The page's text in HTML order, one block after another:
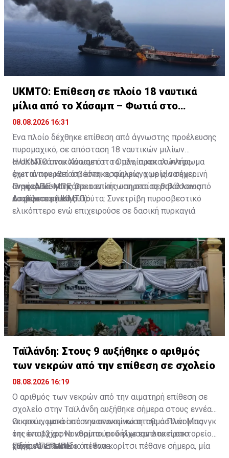
UKMTO: Επίθεση σε πλοίο 18 ναυτικά
μίλια από το Χάσαμπ – Φωτιά στο
σκάφος
08.08.2026 16:31
Ένα πλοίο δέχθηκε επίθεση από άγνωστης προέλευσης
πυρομαχικό, σε απόσταση 18 ναυτικών μιλίων
ανατολικά του Χάσαμπ στο Ομάν, προκαλώντας
φωτιά που κατασβέστηκε, σύμφωνα με μία σημερινή
ανακοίνωση της βρετανικής υπηρεσίας θαλάσσιας
ασφάλειας (UKMTO).
Η UKMTO ανακοίνωσε ότι το πλοίο και το πλήρωμα
έχει αναφερθεί ότι είναι ασφαλείς, χωρίς να έχει
αναφερθεί και κάποια επίπτωση στο περιβάλλον από
το περιστατικό αυτό.
Πηγή: ΑΠΕ-ΜΠΕ
Διαβάστε επίσης:Γιούτα: Συνετρίβη πυροσβεστικό
ελικόπτερο ενώ επιχειρούσε σε δασική πυρκαγιά
Ταϊλάνδη: Στους 9 αυξήθηκε ο αριθμός
των νεκρών από την επίθεση σε σχολείο
08.08.2026 16:19
Ο αριθμός των νεκρών από την αιματηρή επίθεση σε
σχολείο στην Ταϊλάνδη αυξήθηκε σήμερα στους εννέα
νεκρούς, μετά από την ανακοίνωση της αστυνομίας
ότι ένα 12χρονο κορίτσι που είχε εμπλακεί στο
χθεσινό επεισόδιο πέθανε.
Οι αστυνομικοί στον αστυνομικό σταθμό Πλάι Μπανγκ
της επαρχίας Νονθαμπούρι δήλωσαν στο πρακτορείο
ειδήσεων Reuters ότι ένα κορίτσι πέθανε σήμερα, μία
Πηγή: ΑΠΕ-ΜΠΕ